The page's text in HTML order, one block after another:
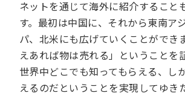
ネットを通じて海外に紹介すること
す。最初は中国に、それから東南ア
パ、北米にも広げていくことができ
えあれば物は売れる」ということを
世界中どこでも知ってもらえる、し
えるのだということを実現してゆき